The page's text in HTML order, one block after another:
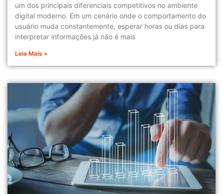
um dos principais diferenciais competitivos no ambiente
digital moderno. Em um cenário onde o comportamento do
usuário muda constantemente, esperar horas ou dias para
interpretar informações já não é mais
Leia Mais »